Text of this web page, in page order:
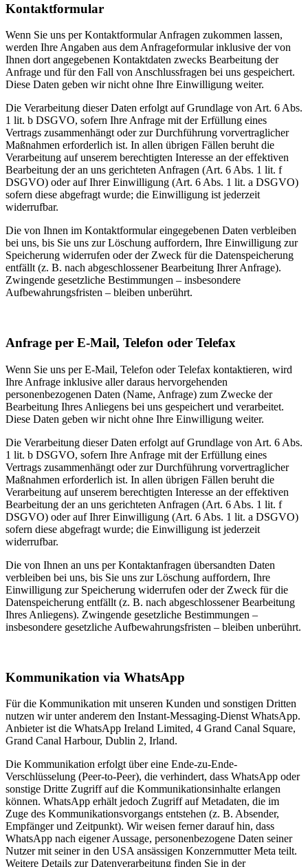
Kontaktformular
Wenn Sie uns per Kontaktformular Anfragen zukommen lassen,
werden Ihre Angaben aus dem Anfrageformular inklusive der von
Ihnen dort angegebenen Kontaktdaten zwecks Bearbeitung der
Anfrage und für den Fall von Anschlussfragen bei uns gespeichert.
Diese Daten geben wir nicht ohne Ihre Einwilligung weiter.
Die Verarbeitung dieser Daten erfolgt auf Grundlage von Art. 6 Abs.
1 lit. b DSGVO, sofern Ihre Anfrage mit der Erfüllung eines
Vertrags zusammenhängt oder zur Durchführung vorvertraglicher
Maßnahmen erforderlich ist. In allen übrigen Fällen beruht die
Verarbeitung auf unserem berechtigten Interesse an der effektiven
Bearbeitung der an uns gerichteten Anfragen (Art. 6 Abs. 1 lit. f
DSGVO) oder auf Ihrer Einwilligung (Art. 6 Abs. 1 lit. a DSGVO)
sofern diese abgefragt wurde; die Einwilligung ist jederzeit
widerrufbar.
Die von Ihnen im Kontaktformular eingegebenen Daten verbleiben
bei uns, bis Sie uns zur Löschung auffordern, Ihre Einwilligung zur
Speicherung widerrufen oder der Zweck für die Datenspeicherung
entfällt (z. B. nach abgeschlossener Bearbeitung Ihrer Anfrage).
Zwingende gesetzliche Bestimmungen – insbesondere
Aufbewahrungsfristen – bleiben unberührt.
Anfrage per E-Mail, Telefon oder Telefax
Wenn Sie uns per E-Mail, Telefon oder Telefax kontaktieren, wird
Ihre Anfrage inklusive aller daraus hervorgehenden
personenbezogenen Daten (Name, Anfrage) zum Zwecke der
Bearbeitung Ihres Anliegens bei uns gespeichert und verarbeitet.
Diese Daten geben wir nicht ohne Ihre Einwilligung weiter.
Die Verarbeitung dieser Daten erfolgt auf Grundlage von Art. 6 Abs.
1 lit. b DSGVO, sofern Ihre Anfrage mit der Erfüllung eines
Vertrags zusammenhängt oder zur Durchführung vorvertraglicher
Maßnahmen erforderlich ist. In allen übrigen Fällen beruht die
Verarbeitung auf unserem berechtigten Interesse an der effektiven
Bearbeitung der an uns gerichteten Anfragen (Art. 6 Abs. 1 lit. f
DSGVO) oder auf Ihrer Einwilligung (Art. 6 Abs. 1 lit. a DSGVO)
sofern diese abgefragt wurde; die Einwilligung ist jederzeit
widerrufbar.
Die von Ihnen an uns per Kontaktanfragen übersandten Daten
verbleiben bei uns, bis Sie uns zur Löschung auffordern, Ihre
Einwilligung zur Speicherung widerrufen oder der Zweck für die
Datenspeicherung entfällt (z. B. nach abgeschlossener Bearbeitung
Ihres Anliegens). Zwingende gesetzliche Bestimmungen –
insbesondere gesetzliche Aufbewahrungsfristen – bleiben unberührt.
Kommunikation via WhatsApp
Für die Kommunikation mit unseren Kunden und sonstigen Dritten
nutzen wir unter anderem den Instant-Messaging-Dienst WhatsApp.
Anbieter ist die WhatsApp Ireland Limited, 4 Grand Canal Square,
Grand Canal Harbour, Dublin 2, Irland.
Die Kommunikation erfolgt über eine Ende-zu-Ende-
Verschlüsselung (Peer-to-Peer), die verhindert, dass WhatsApp oder
sonstige Dritte Zugriff auf die Kommunikationsinhalte erlangen
können. WhatsApp erhält jedoch Zugriff auf Metadaten, die im
Zuge des Kommunikationsvorgangs entstehen (z. B. Absender,
Empfänger und Zeitpunkt). Wir weisen ferner darauf hin, dass
WhatsApp nach eigener Aussage, personenbezogene Daten seiner
Nutzer mit seiner in den USA ansässigen Konzernmutter Meta teilt.
Weitere Details zur Datenverarbeitung finden Sie in der